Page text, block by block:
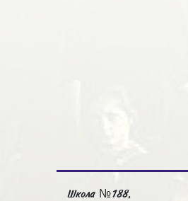
Школа №188,